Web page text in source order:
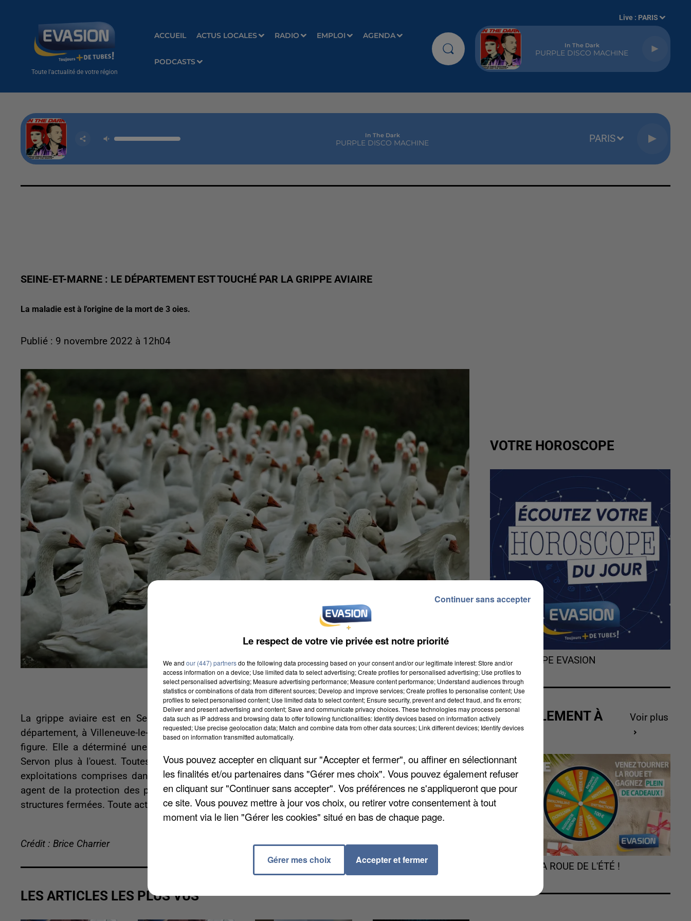
Toute l'actualité de votre région
ACCUEIL ACTUS LOCALES RADIO EMPLOI AGENDA
PODCASTS
Live : PARIS
In The Dark
PURPLE DISCO MACHINE
In The Dark
PURPLE DISCO MACHINE PARIS
SEINE-ET-MARNE : LE DÉPARTEMENT EST TOUCHÉ PAR LA GRIPPE AVIAIRE
La maladie est à l'origine de la mort de 3 oies.
Publié : 9 novembre 2022 à 12h04
La grippe aviaire est en Seine-et-Marne. Elle est à l'origine de la mort de trois oies, au nord du
département, à Villeneuve-le-Comte. La préfecture a déclenché le dispositif consacré dans ce cas de
figure. Elle a déterminé une zone de contrôle temporaire qui descend jusqu'à Guignes mais aussi
Servon plus à l'ouest. Toutes les communes situées à 20 kms de Villeneuve sont concernées. Les
exploitations comprises dans ce secteur ont reçu ou vont recevoir la visite d'un vétérinaire ou d'un
agent de la protection des populations. Lles volailles et les oiseaux captifs doivent rester dans des
structures fermées. Toute activité les concernant est pour le moment suspendue.
Crédit : Brice Charrier
LES ARTICLES LES PLUS VUS
VOTRE HOROSCOPE
L'HOROSCOPE EVASION
ACTUELLEMENT À
GAGNER
Voir plus
TOURNEZ LA ROUE DE L'ÉTÉ !
Le respect de votre vie privée est notre priorité
We and our (447) partnersdo the following data processing based on your consent and/or our legitimate interest: Store and/or
access information on a device; Use limited data to select advertising; Create profiles for personalised advertising; Use profiles to
select personalised advertising; Measure advertising performance; Measure content performance; Understand audiences through
statistics or combinations of data from different sources; Develop and improve services; Create profiles to personalise content; Use
profiles to select personalised content; Use limited data to select content; Ensure security, prevent and detect fraud, and fix errors;
Deliver and present advertising and content; Save and communicate privacy choices. These technologies may process personal
data such as IP address and browsing data to offer following functionalities: Identify devices based on information actively
requested; Use precise geolocation data; Match and combine data from other data sources; Link different devices; Identify devices
based on information transmitted automatically.
Vous pouvez accepter en cliquant sur "Accepter et fermer", ou affiner en sélectionnant
les finalités et/ou partenaires dans "Gérer mes choix". Vous pouvez également refuser
en cliquant sur "Continuer sans accepter". Vos préférences ne s'appliqueront que pour
ce site. Vous pouvez mettre à jour vos choix, ou retirer votre consentement à tout
moment via le lien "Gérer les cookies" situé en bas de chaque page.
Gérer mes choix Accepter et fermer
Continuer sans accepter